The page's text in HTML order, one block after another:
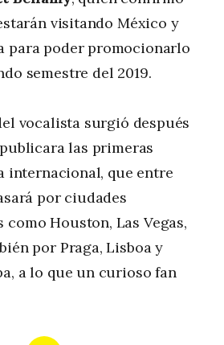
visitando México y
para poder promocionarlo
semestre del 2019.
vocalista surgió después
las primeras
internacional, que entre
por ciudades
Houston, Las Vegas,
por Praga, Lisboa y
a lo que un curioso fan